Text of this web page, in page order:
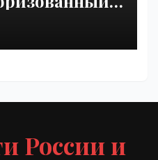
Mind
VseTime.ru
России и